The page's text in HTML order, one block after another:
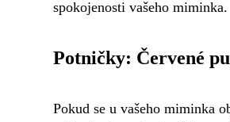
spokojenosti vašeho miminka.
Potničky: Červené
Pokud se u vašeho miminka